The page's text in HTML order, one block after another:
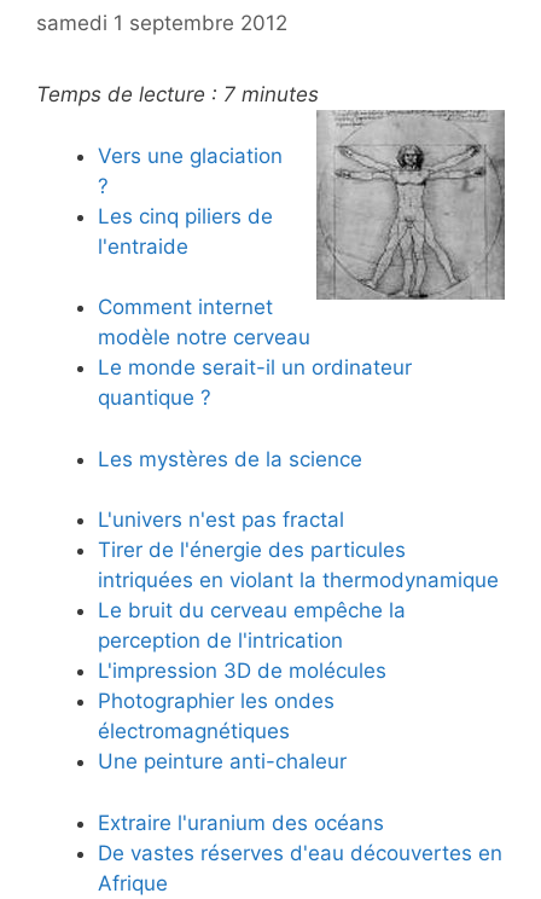
samedi 1 septembre 2012
Temps de lecture : 7 minutes
Vers une glaciation
?
Les cinq piliers de
l'entraide
Comment internet
modèle notre cerveau
Le monde serait-il un ordinateur
quantique ?
Les mystères de la science
L'univers n'est pas fractal
Tirer de l'énergie des particules
intriquées en violant la thermodynamique
Le bruit du cerveau empêche la
perception de l'intrication
L'impression 3D de molécules
Photographier les ondes
électromagnétiques
Une peinture anti-chaleur
Extraire l'uranium des océans
De vastes réserves d'eau découvertes en
Afrique